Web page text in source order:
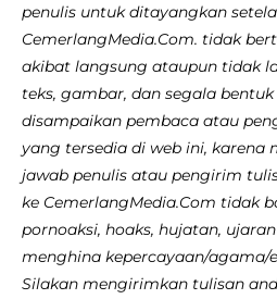
penulis untuk ditayangkan
CemerlangMedia.Com. tidak
akibat langsung ataupun tidak
teks, gambar, dan segala
disampaikan pembaca atau
yang tersedia di web ini, karena
jawab penulis atau pengirim
ke CemerlangMedia.Com tidak
pornoaksi, hoaks, hujatan,
menghina kepercayaan/agama/
Silakan mengirimkan tulisan